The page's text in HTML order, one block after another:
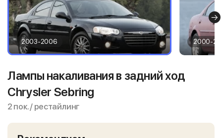
2003-2006 2000-
Лампы накаливания в задний ход
Chrysler Sebring
2 пок. / рестайлинг